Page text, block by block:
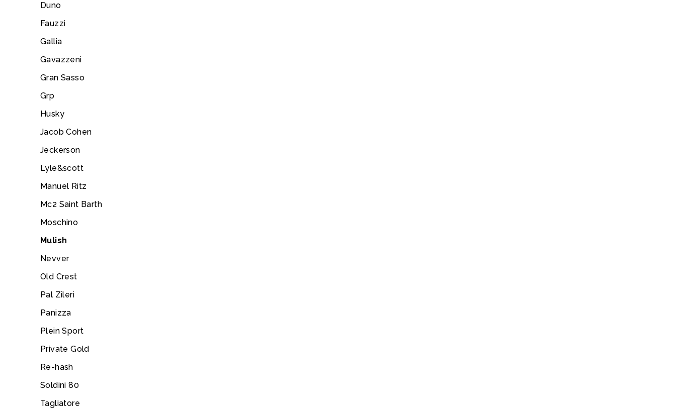
Duno
Fauzzi
Gallia
Gavazzeni
Gran Sasso
Grp
Husky
Jacob Cohen
Jeckerson
Lyle&scott
Manuel Ritz
Mc2 Saint Barth
Moschino
Mulish
Nevver
Old Crest
Pal Zileri
Panizza
Plein Sport
Private Gold
Re-hash
Soldini 80
Tagliatore